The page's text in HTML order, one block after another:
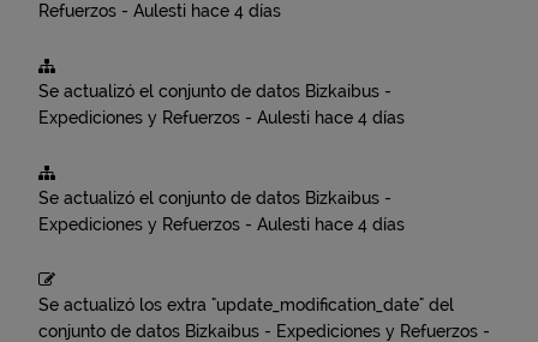
Refuerzos - Aulesti hace 4 días
Se actualizó el conjunto de datos Bizkaibus -
Expediciones y Refuerzos - Aulesti hace 4 días
Se actualizó el conjunto de datos Bizkaibus -
Expediciones y Refuerzos - Aulesti hace 4 días
Se actualizó los extra "update_modification_date" del
conjunto de datos Bizkaibus - Expediciones y Refuerzos -